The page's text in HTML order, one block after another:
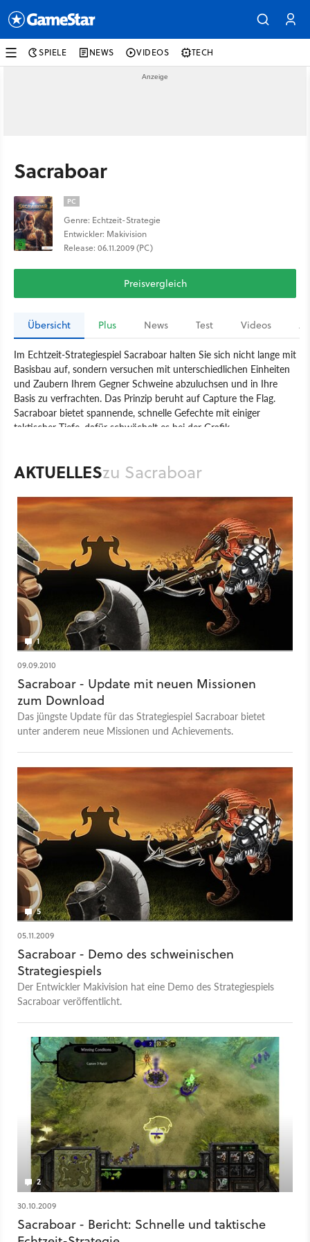
SPIELE NEWS VIDEOS TECH
Sacraboar
PC
Genre: Echtzeit-Strategie
Entwickler: Makivision
Release: 06.11.2009 (PC)
Preisvergleich
Übersicht Plus News Test Videos
Im Echtzeit-Strategiespiel Sacraboar halten Sie sich nicht lange mit
Basisbau auf, sondern versuchen mit unterschiedlichen Einheiten
und Zaubern Ihrem Gegner Schweine abzuluchsen und in Ihre
Basis zu verfrachten. Das Prinzip beruht auf Capture the Flag.
Sacraboar bietet spannende, schnelle Gefechte mit einiger
taktischer Tiefe, dafür schwächelt es bei der Grafik.
Makivision
Sacraboar
AKTUELLESzu Sacraboar
1
09.09.2010
Sacraboar - Update mit neuen Missionen
zum Download
Das jüngste Update für das Strategiespiel Sacraboar bietet
unter anderem neue Missionen und Achievements.
5
05.11.2009
Sacraboar - Demo des schweinischen
Strategiespiels
Der Entwickler Makivision hat eine Demo des Strategiespiels
Sacraboar veröffentlicht.
2
30.10.2009
Sacraboar - Bericht: Schnelle und taktische